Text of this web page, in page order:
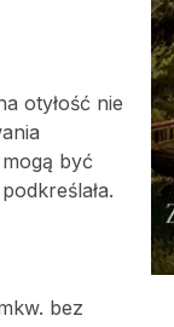
otyłość nie
być
bez